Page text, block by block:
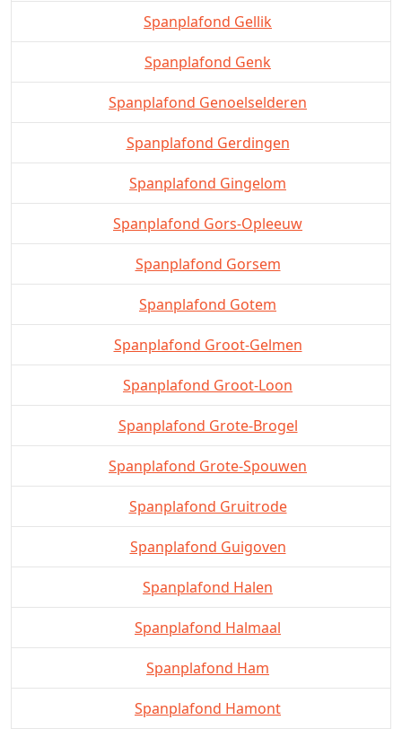
Spanplafond Gellik
Spanplafond Genk
Spanplafond Genoelselderen
Spanplafond Gerdingen
Spanplafond Gingelom
Spanplafond Gors-Opleeuw
Spanplafond Gorsem
Spanplafond Gotem
Spanplafond Groot-Gelmen
Spanplafond Groot-Loon
Spanplafond Grote-Brogel
Spanplafond Grote-Spouwen
Spanplafond Gruitrode
Spanplafond Guigoven
Spanplafond Halen
Spanplafond Halmaal
Spanplafond Ham
Spanplafond Hamont